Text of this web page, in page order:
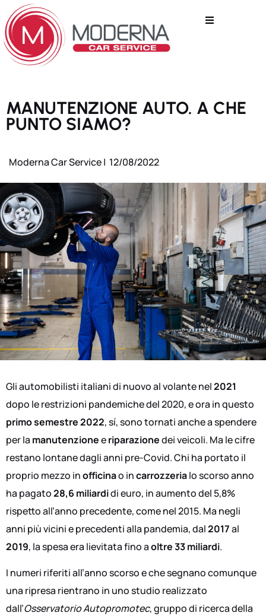
MANUTENZIONE AUTO. A CHE
PUNTO SIAMO?
Moderna Car Service | 12/08/2022
Gli automobilisti italiani di nuovo al volante nel2021
dopo le restrizioni pandemiche del 2020, e ora in questo
primo semestre 2022, sí, sono tornati anche a spendere
per la manutenzioneeriparazionedei veicoli. Ma le cifre
restano lontane dagli anni pre-Covid. Chi ha portato il
proprio mezzo inofficinao incarrozzerialo scorso anno
ha pagato28,6 miliardidi euro, in aumento del 5,8%
rispetto all’anno precedente, come nel 2015. Ma negli
anni più vicini e precedenti alla pandemia, dal2017al
2019, la spesa era lievitata fino aoltre 33 miliardi.
I numeri riferiti all’anno scorso e che segnano comunque
una ripresa rientrano in uno studio realizzato
dall’Osservatorio Autopromotec, gruppo di ricerca della